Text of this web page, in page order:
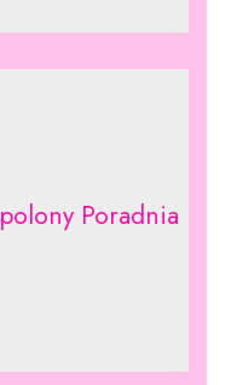
Poradnia